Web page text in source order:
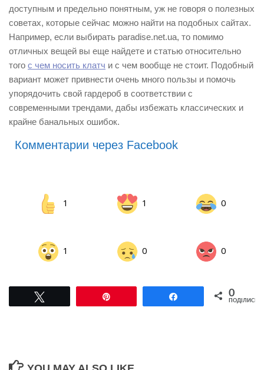
доступным и предельно понятным, уж не говоря о полезных
советах, которые сейчас можно найти на подобных сайтах.
Например, если выбирать paradise.net.ua, то помимо
отличных вещей вы еще найдете и статью относительно
того с чем носить клатч и с чем вообще не стоит. Подобный
вариант может привнести очень много пользы и помочь
упорядочить свой гардероб в соответствии с
современными трендами, дабы избежать классических и
крайне банальных ошибок.
Комментарии через Facebook
1 1 0
1 0 0
Поділитися0
ПОДІЛИСЬ